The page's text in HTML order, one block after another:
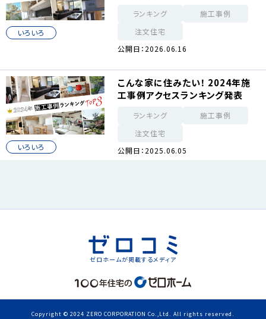
いろいろ
ランキング
施工事例
注文住宅
公開日：2026.06.16
いろいろ
こんな家に住みたい！ 2024年施
工事例アクセスランキング発表
ランキング
施工事例
注文住宅
公開日：2025.06.05
ゼロホームが掲載するメディア
Copyright © 2024 ZERO CORPORATION Co.,Ltd. All rights reserved.